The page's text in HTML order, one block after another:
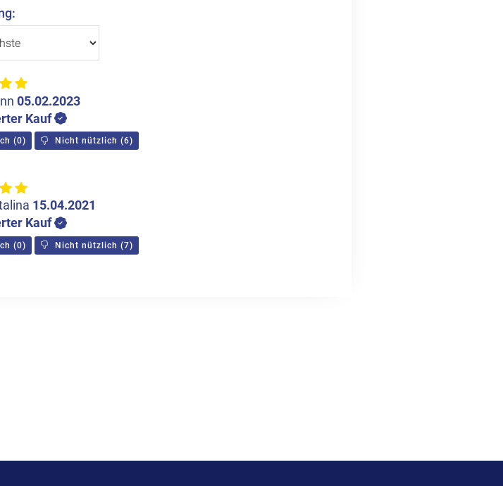
05.02.2023
Kauf
(0) Nicht nützlich (6)
15.04.2021
Kauf
(0) Nicht nützlich (7)